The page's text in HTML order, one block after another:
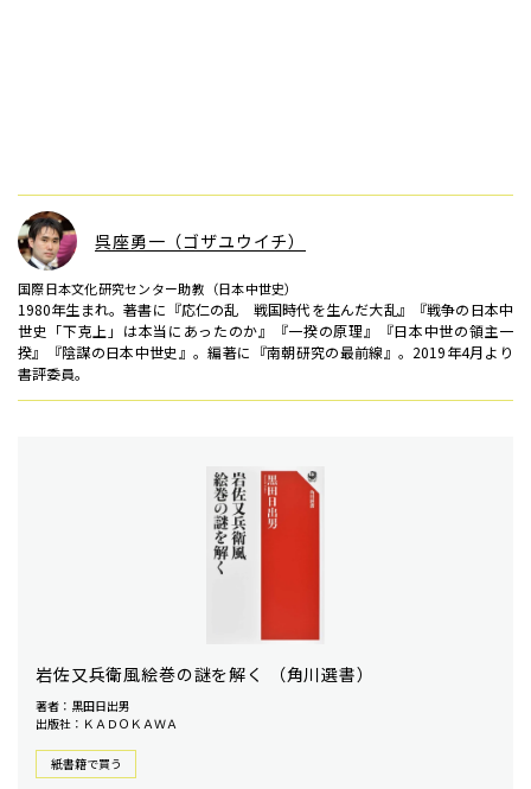
呉座勇一（ゴザユウイチ）
国際日本文化研究センター助教（日本中世史）
1980年生まれ。著書に『応仁の乱 戦国時代を生んだ大乱』『戦争の日本中
世史「下克上」は本当にあったのか』『一揆の原理』『日本中世の領主一
揆』『陰謀の日本中世史』。編著に『南朝研究の最前線』。2019年4月より
書評委員。
岩佐又兵衛風絵巻の謎を解く （角川選書）
著者：黒田日出男
出版社：ＫＡＤＯＫＡＷＡ
紙書籍で買う